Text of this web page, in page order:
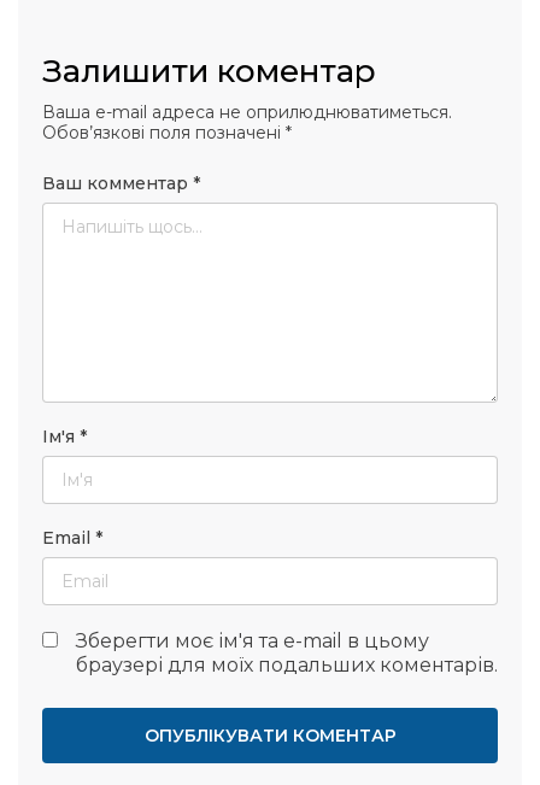
Залишити коментар
Ваша e-mail адреса не оприлюднюватиметься.
Обов’язкові поля позначені *
Ваш комментар *
Ім'я *
Email *
Зберегти моє ім'я та e-mail в цьому
браузері для моїх подальших коментарів.